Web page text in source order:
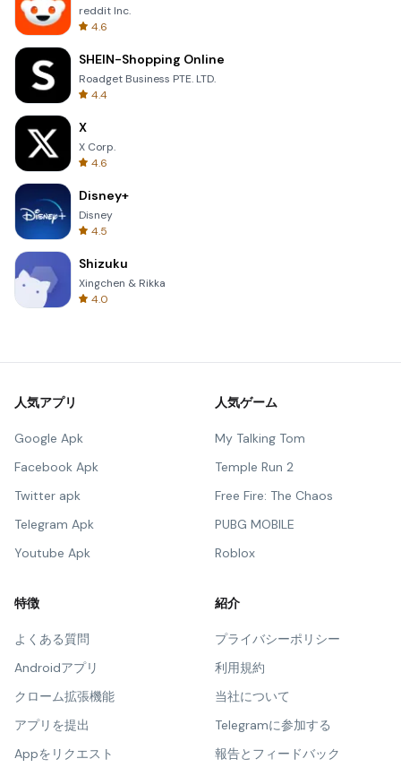
reddit Inc.
4.6
SHEIN-Shopping Online
Roadget Business PTE. LTD.
4.4
X
X Corp.
4.6
Disney+
Disney
4.5
Shizuku
Xingchen & Rikka
4.0
人気アプリ
Google Apk
Facebook Apk
Twitter apk
Telegram Apk
Youtube Apk
人気ゲーム
My Talking Tom
Temple Run 2
Free Fire: The Chaos
PUBG MOBILE
Roblox
特徴
よくある質問
Androidアプリ
クローム拡張機能
アプリを提出
Appをリクエスト
紹介
プライバシーポリシー
利用規約
当社について
Telegramに参加する
報告とフィードバック